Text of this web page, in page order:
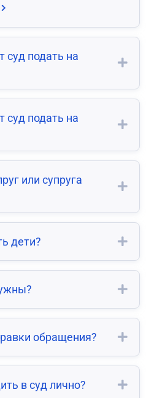
суд подать на
суд подать на
или супруга
дети?
обращения?
в суд лично?